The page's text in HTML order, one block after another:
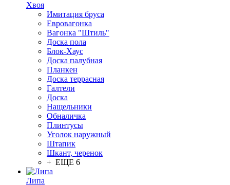
Хвоя
Имитация бруса
Евровагонка
Вагонка "Штиль"
Доска пола
Блок-Хаус
Доска палубная
Планкен
Доска террасная
Галтели
Доска
Нащельники
Обналичка
Плинтусы
Уголок наружный
Штапик
Шкант, черенок
+ ЕЩЕ 6
Липа